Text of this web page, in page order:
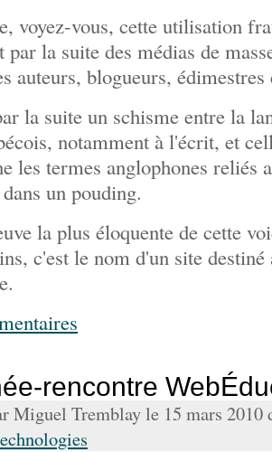
voyez-vous, cette utilisation
par la suite des médias de
auteurs, blogueurs,
la suite un schisme entre la
notamment à l'écrit, et
les termes anglophones reliés
un pouding.
la plus éloquente de cette
c'est le nom d'un site
rencontre
Miguel Tremblay le 15 mars 2010